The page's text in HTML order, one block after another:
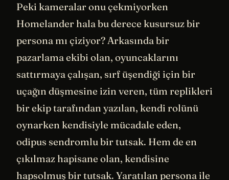
Peki kameralar onu çekmiyorken
Homelander hala bu derece kusursuz bir
persona mı çiziyor? Arkasında bir
pazarlama ekibi olan, oyuncaklarını
sattırmaya çalışan, sırf üşendiği için bir
uçağın düşmesine izin veren, tüm replikleri
bir ekip tarafından yazılan, kendi rolünü
oynarken kendisiyle mücadale eden,
odipus sendromlu bir tutsak. Hem de en
çıkılmaz hapisane olan, kendisine
hapsolmuş bir tutsak. Yaratılan persona ile